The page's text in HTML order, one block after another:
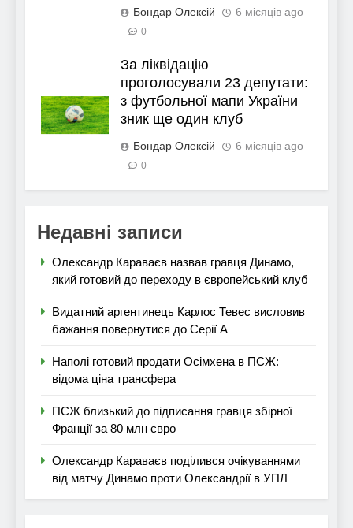
Бондар Олексій 6 місяців ago
0
За ліквідацію
проголосували 23 депутати:
з футбольної мапи України
зник ще один клуб
Бондар Олексій 6 місяців ago
0
Недавні записи
Олександр Караваєв назвав гравця Динамо,
який готовий до переходу в європейський клуб
Видатний аргентинець Карлос Тевес висловив
бажання повернутися до Серії А
Наполі готовий продати Осімхена в ПСЖ:
відома ціна трансфера
ПСЖ близький до підписання гравця збірної
Франції за 80 млн євро
Олександр Караваєв поділився очікуваннями
від матчу Динамо проти Олександрії в УПЛ